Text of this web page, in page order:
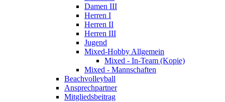
Damen III
Herren I
Herren II
Herren III
Jugend
Mixed-Hobby Allgemein
Mixed - In-Team (Kopie)
Mixed - Mannschaften
Beachvolleyball
Ansprechpartner
Mitgliedsbeitrag